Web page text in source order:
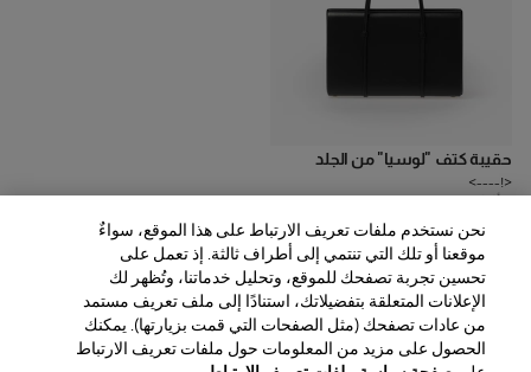
حقيبة كتف "لوسيا" من الجلد
<!---->
3 ألوان
SAR‌14,900.00
نحن نستخدم ملفات تعريف الارتباط على هذا الموقع، سواءٌ
موقعنا أو تلك التي تنتمي إلى أطراف ثالثة. إذ تعمل على
تحسين تجربة تصفحك للموقع، وتحليل خدماتنا، وتُظهر لك
الإعلانات المتعلقة بتفضيلاتك، استنادًا إلى ملف تعريف مستمد
من عادات تصفحك (مثل الصفحات التي قمت بزيارتها). يمكنك
الحصول على مزيد من المعلومات حول ملفات تعريف الارتباط